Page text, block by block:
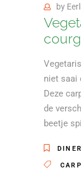
by
niet saai
Deze
de
beetje
DINER